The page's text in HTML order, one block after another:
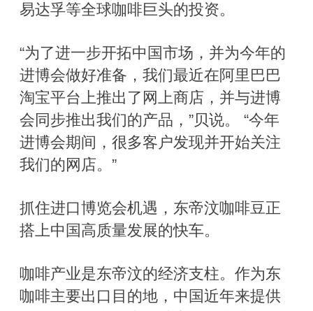
易达孚等全球咖啡巨头的投资。
“为了进一步开拓中国市场，并为今年的
进博会做好准备，我们最近在阿里巴巴
淘宝平台上推出了网上商店，并与进博
会同步推出我们的产品，”贝说。 “今年
进博会期间，很多客户发现并开始关注
我们的网店。”
抓住进口博览会机遇，东帝汶咖啡豆正
搭上中国高质量发展的快车。
咖啡产业是东帝汶的经济支柱。作为东
咖啡主要出口目的地，中国近年来提供